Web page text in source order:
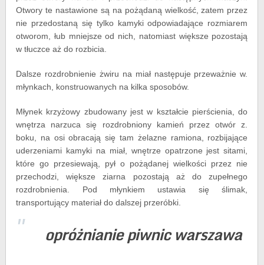
Otwory te nastawione są na pożądaną wielkość, zatem przez
nie przedostaną się tylko kamyki odpowiadające rozmiarem
otworom, łub mniejsze od nich, natomiast większe pozostają
w tłuczce aż do rozbicia.
Dalsze rozdrobnienie żwiru na miał następuje przeważnie w.
młynkach, konstruowanych na kilka sposobów.
Młynek krzyżowy zbudowany jest w kształcie pierścienia, do
wnętrza narzuca się rozdrobniony kamień przez otwór z.
boku, na osi obracają się tam żelazne ramiona, rozbijające
uderzeniami kamyki na miał, wnętrze opatrzone jest sitami,
które go przesiewają, pył o pożądanej wielkości przez nie
przechodzi, większe ziarna pozostają aż do zupełnego
rozdrobnienia. Pod młynkiem ustawia się ślimak,
transportujący materiał do dalszej przeróbki.
opróżnianie piwnic warszawa